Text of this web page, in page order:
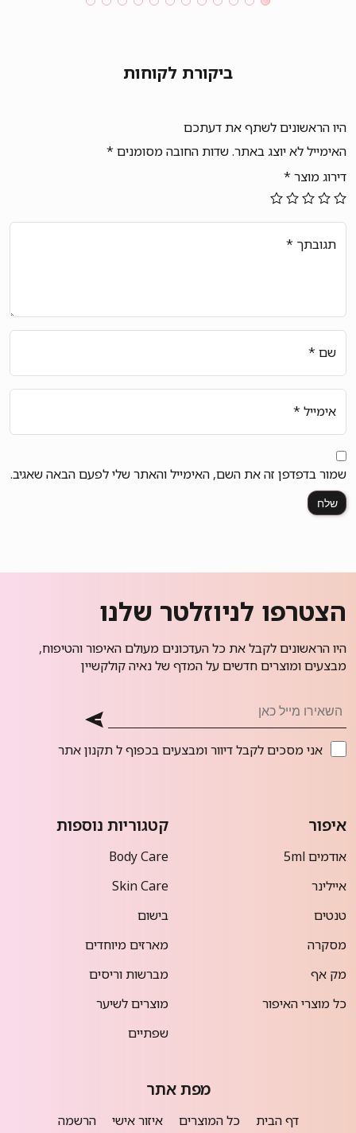
ביקורת לקוחות
היו הראשונים לשתף את דעתכם
האימייל לא יוצג באתר.שדות החובה מסומנים *
דירוג מוצר *
תגובתך *
שם *
אימייל *
שמור בדפדפן זה את השם, האימייל והאתר שלי לפעם הבאה שאגיב.
הצטרפו לניוזלטר שלנו
היו הראשונים לקבל את כל העדכונים מעולם האיפור והטיפוח,
מבצעים ומוצרים חדשים על המדף של נאיה קולקשיין
אני מסכים לקבל דיוור ומבצעים בכפוף לתקנון אתר
איפור
אודמים 5ml
איילינר
טנטים
מסקרה
מק אף
כל מוצרי האיפור
קטגוריות נוספות
Body Care
Skin Care
בישום
מארזים מיוחדים
מברשות וריסים
מוצרים לשיער
שפתיים
מפת אתר
דף הבית כל המוצרים איזור אישי הרשמה